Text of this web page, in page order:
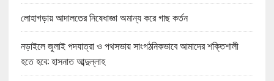
লোহাগড়ায় আদালতের নিষেধাজ্ঞা অমান্য করে গাছ কর্তন
নড়াইলে জুলাই পদযাত্রা ও পথসভায় সাংগঠনিকভাবে আমাদের শক্তিশালী
হতে হবে: হাসনাত আব্দুল্লাহ